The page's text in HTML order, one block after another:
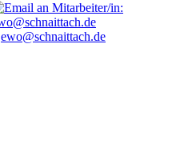
ewo@schnaittach.de